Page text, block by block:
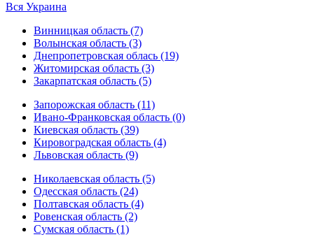
Вся Украина
Винницкая область (7)
Волынская область (3)
Днепропетровская облась (19)
Житомирская область (3)
Закарпатская область (5)
Запорожская область (11)
Ивано-Франковская область (0)
Киевская область (39)
Кировоградская область (4)
Львовская область (9)
Николаевская область (5)
Одесская область (24)
Полтавская область (4)
Ровенская область (2)
Сумская область (1)